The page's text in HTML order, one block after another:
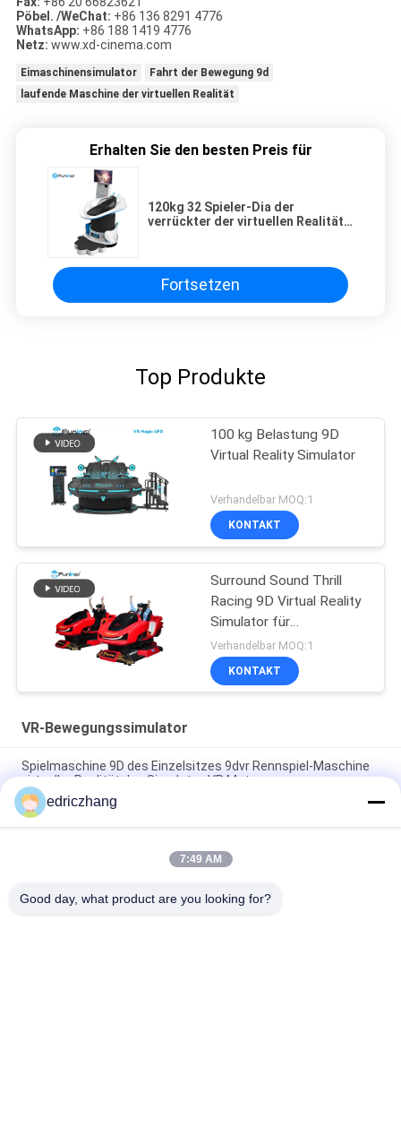
Pöbel. /WeChat: +86 136 8291 4776
WhatsApp: +86 188 1419 4776
Netz: www.xd-cinema.com
Eimaschinensimulator
Fahrt der Bewegung 9d
laufende Maschine der virtuellen Realität
Erhalten Sie den besten Preis für
120kg 32 Spieler-Dia der
verrückter der virtuellen Realität
Fortsetzen
Top Produkte
100 kg Belastung 9D
Virtual Reality Simulator
Verhandelbar MOQ:1
KONTAKT
Surround Sound Thrill
Racing 9D Virtual Reality
Simulator für
Unterhaltungsstätten
Verhandelbar MOQ:1
KONTAKT
VR-Bewegungssimulator
Spielmaschine 9D des Einzelsitzes 9dvr Rennspiel-Maschine
virtueller Realität des Simulator-VR Moto
Rennwagen-Maschine 550KG 2.5*1.9*1.7M der virtuellen
Realität des Vergnügungspark-9D des Simulator-F1
Stahl asphaltieren 6 elektrisches Kino der Sitz6dof
edriczhang
7:49 AM
Good day, what product are you looking for?